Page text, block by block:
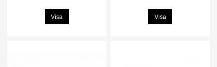
Visa Visa